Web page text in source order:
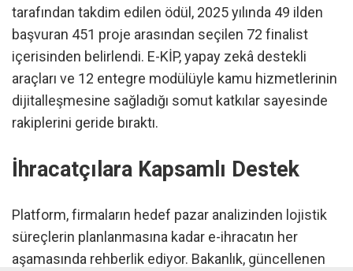
tarafından takdim edilen ödül, 2025 yılında 49 ilden
başvuran 451 proje arasından seçilen 72 finalist
içerisinden belirlendi. E-KİP, yapay zekâ destekli
araçları ve 12 entegre modülüyle kamu hizmetlerinin
dijitalleşmesine sağladığı somut katkılar sayesinde
rakiplerini geride bıraktı.
İhracatçılara Kapsamlı Destek
Platform, firmaların hedef pazar analizinden lojistik
süreçlerin planlanmasına kadar e-ihracatın her
aşamasında rehberlik ediyor. Bakanlık, güncellenen